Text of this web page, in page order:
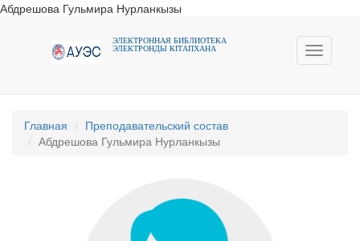
Абдрешова Гульмира Нурланкызы
Toggle
ЭЛЕКТРОННАЯ БИБЛИОТЕКА
ЭЛЕКТРОНДЫ КIТАПХАНА
Главная
Преподавательский состав
Абдрешова Гульмира Нурланкызы